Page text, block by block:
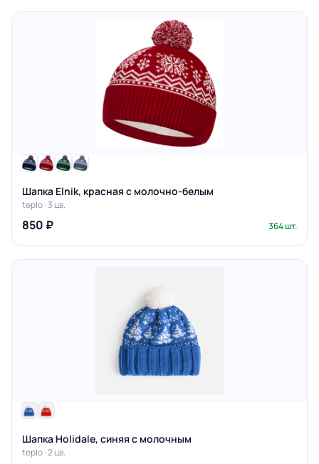
Шапка Elnik, красная с молочно-белым
teplo · 3 цв.
850 ₽ 364 шт.
Шапка Holidale, синяя с молочным
teplo · 2 цв.